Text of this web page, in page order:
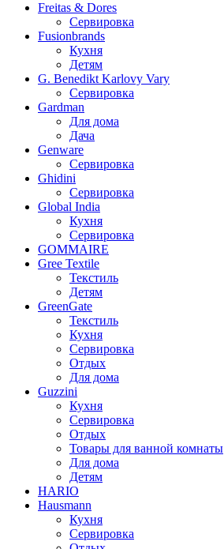
Freitas & Dores
Сервировка
Fusionbrands
Кухня
Детям
G. Benedikt Karlovy Vary
Сервировка
Gardman
Для дома
Дача
Genware
Сервировка
Ghidini
Сервировка
Global India
Кухня
Сервировка
GOMMAIRE
Gree Textile
Текстиль
Детям
GreenGate
Текстиль
Кухня
Сервировка
Отдых
Для дома
Guzzini
Кухня
Сервировка
Отдых
Товары для ванной комнаты
Для дома
Детям
HARIO
Hausmann
Кухня
Сервировка